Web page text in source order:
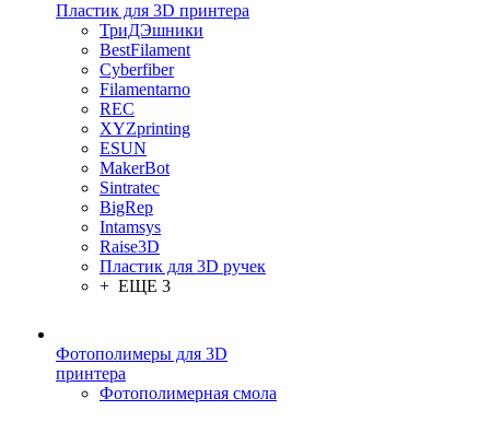
Пластик для 3D принтера
ТриДЭшники
BestFilament
Cyberfiber
Filamentarno
REC
XYZprinting
ESUN
MakerBot
Sintratec
BigRep
Intamsys
Raise3D
Пластик для 3D ручек
+ ЕЩЕ 3
Фотополимеры для 3D
принтера
Фотополимерная смола